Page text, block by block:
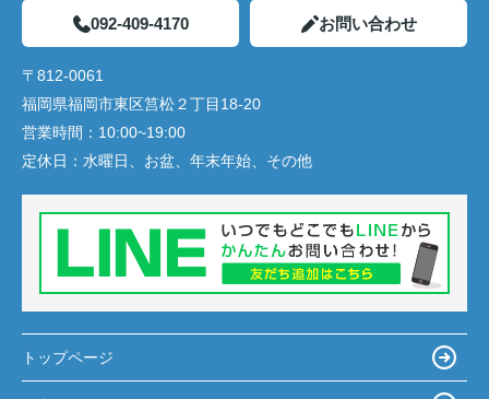
092-409-4170 お問い合わせ
〒812-0061
福岡県福岡市東区筥松２丁目18-20
営業時間： 10:00~19:00
定休日： 水曜日、お盆、年末年始、その他
トップページ